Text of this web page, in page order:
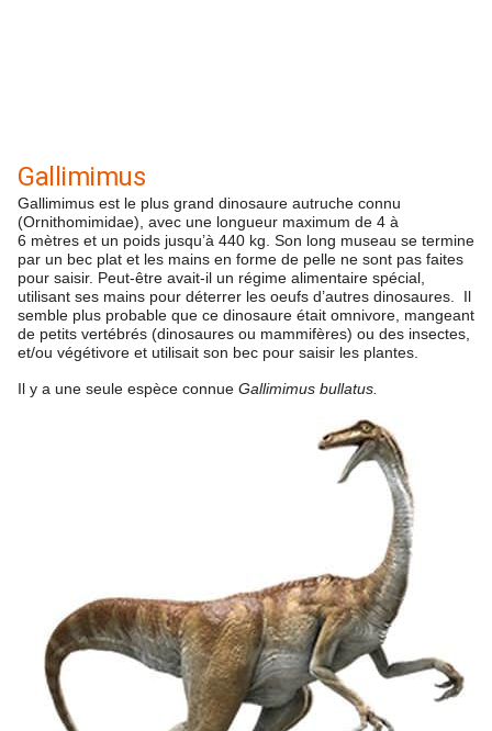
Gallimimus
Gallimimus est le plus grand dinosaure autruche connu
(Ornithomimidae), avec une longueur maximum de 4 à
6 mètres et un poids jusqu’à 440 kg . Son long museau se termine
par un bec plat et les mains en forme de pelle ne sont pas faites
pour saisir. Peut-être avait-il un régime alimentaire spécial,
utilisant ses mains pour déterrer les oeufs d’autres dinosaures. Il
semble plus probable que ce dinosaure était omnivore, mangeant
de petits vertébrés (dinosaures ou mammifères) ou des insectes,
et/ou végétivore et utilisait son bec pour saisir les plantes.
Il y a une seule espèce connue Gallimimus bullatus.